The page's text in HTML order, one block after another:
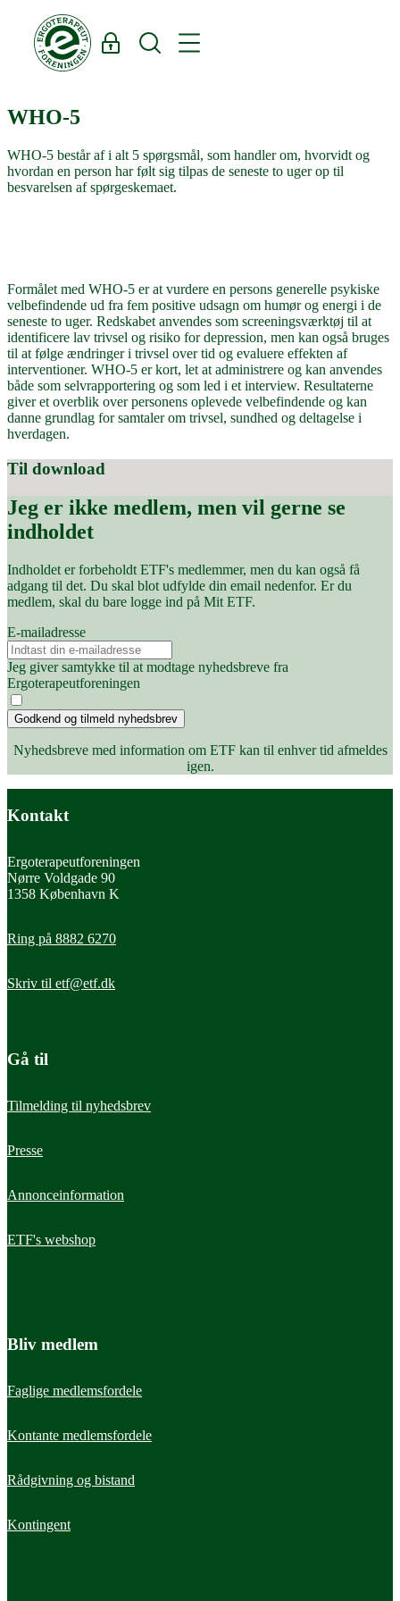
Log ind Søg
WHO-5
WHO-5 består af i alt 5 spørgsmål, som handler om, hvorvidt og
hvordan en person har følt sig tilpas de seneste to uger op til
besvarelsen af spørgeskemaet.
Formålet med WHO-5 er at vurdere en persons generelle psykiske
velbefindende ud fra fem positive udsagn om humør og energi i de
seneste to uger. Redskabet anvendes som screeningsværktøj til at
identificere lav trivsel og risiko for depression, men kan også bruges
til at følge ændringer i trivsel over tid og evaluere effekten af
interventioner. WHO-5 er kort, let at administrere og kan anvendes
både som selvrapportering og som led i et interview. Resultaterne
giver et overblik over personens oplevede velbefindende og kan
danne grundlag for samtaler om trivsel, sundhed og deltagelse i
hverdagen.
Til download
Jeg er ikke medlem, men vil gerne se
indholdet
Indholdet er forbeholdt ETF's medlemmer, men du kan også få
adgang til det. Du skal blot udfylde din email nedenfor. Er du
medlem, skal du bare logge ind på Mit ETF.
E-mailadresse
Jeg giver samtykke til at modtage nyhedsbreve fra
Ergoterapeutforeningen
Godkend og tilmeld nyhedsbrev
Nyhedsbreve med information om ETF kan til enhver tid afmeldes
igen.
Kontakt
Ergoterapeutforeningen
Nørre Voldgade 90
1358 København K
Ring på 8882 6270
Skriv til etf@etf.dk
Gå til
Tilmelding til nyhedsbrev
Presse
Annonceinformation
ETF's webshop
Bliv medlem
Faglige medlemsfordele
Kontante medlemsfordele
Rådgivning og bistand
Kontingent